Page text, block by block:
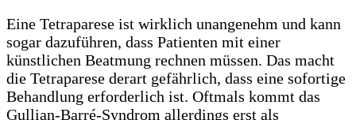
Eine Tetraparese ist wirklich unangenehm und kann
sogar dazuführen, dass Patienten mit einer
künstlichen Beatmung rechnen müssen. Das macht
die Tetraparese derart gefährlich, dass eine sofortige
Behandlung erforderlich ist. Oftmals kommt das
Gullian-Barré-Syndrom allerdings erst als